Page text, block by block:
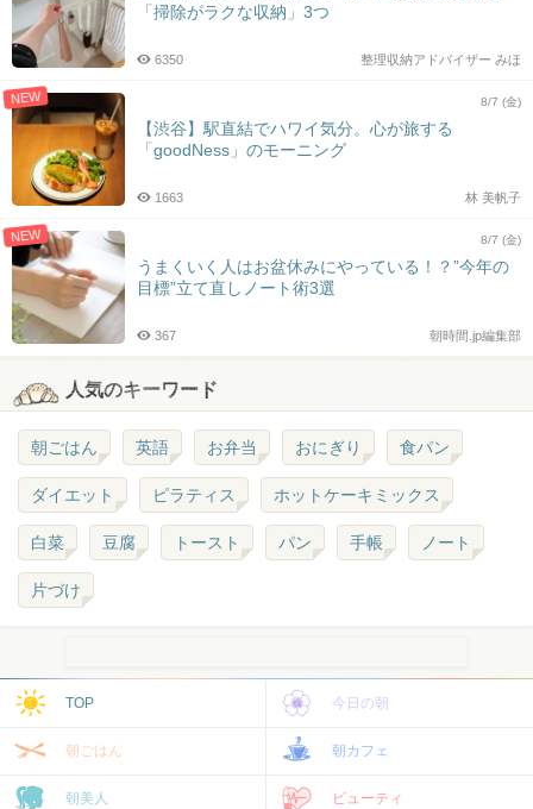
「掃除がラクな収納」3つ
整理収納アドバイザー みほ
6350
NEW 8/7 (金)
【渋谷】駅直結でハワイ気分。心が旅する
「goodNess」のモーニング
林 美帆子
1663
NEW 8/7 (金)
うまくいく人はお盆休みにやっている！？”今年の
目標”立て直しノート術3選
朝時間.jp編集部
367
人気のキーワード
朝ごはん 英語 お弁当 おにぎり 食パン
ダイエット ピラティス ホットケーキミックス
白菜 豆腐 トースト パン 手帳 ノート
片づけ
TOP 今日の朝
朝ごはん 朝カフェ
朝美人 ビューティ